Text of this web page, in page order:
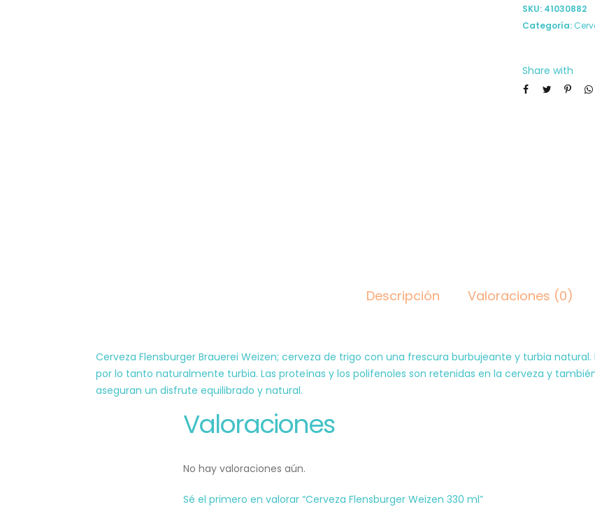
SKU: 41030882
Categoría:
Share with
Descripción Valoraciones (0)
Cerveza Flensburger Brauerei Weizen; cerveza de trigo con una frescura burbujeante y turbia
por lo tanto naturalmente turbia. Las proteínas y los polifenoles son retenidas en la cerveza y
aseguran un disfrute equilibrado y natural.
Valoraciones
No hay valoraciones aún.
Sé el primero en valorar “Cerveza Flensburger Weizen 330 ml”